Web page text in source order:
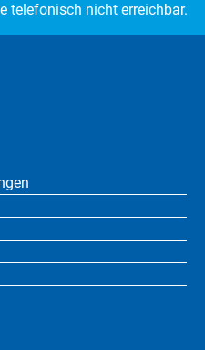
telefonisch nicht erreichbar.